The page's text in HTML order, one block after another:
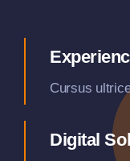
Cursus
Digital